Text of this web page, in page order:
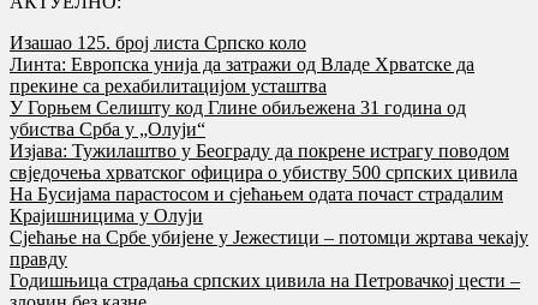
Изашао 125. број листа Српско коло
Линта: Европска унија да затражи од Владе Хрватске да
прекине са рехабилитацијом усташтва
У Горњем Селишту код Глине обиљежена 31 година од
убиства Срба у „Олуји“
Изјава: Тужилаштво у Београду да покрене истрагу поводом
свједочења хрватског официра о убиству 500 српских цивила
На Бусијама парастосом и сјећањем одата почаст страдалим
Крајишницима у Олуји
Сјећање на Србе убијене у Јежестици – потомци жртава чекају
правду
Годишњица страдања српских цивила на Петровачкој цести –